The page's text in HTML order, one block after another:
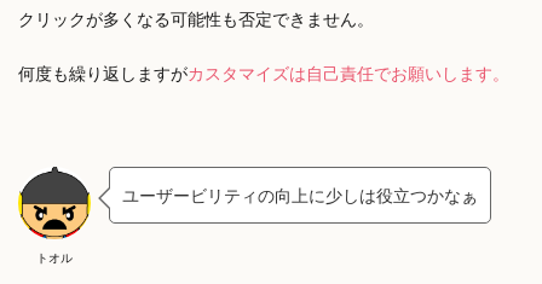
クリックが多くなる可能性も否定できません。
何度も繰り返しますがカスタマイズは自己責任でお願いします。
トオル
ユーザービリティの向上に少しは役立つかなぁ